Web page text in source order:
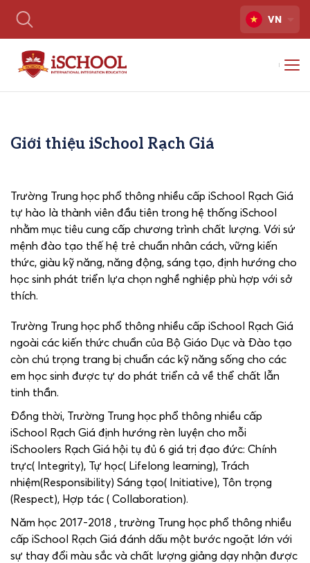
VN
Giới thiệu iSchool Rạch Giá
Trường Trung học phổ thông nhiều cấp iSchool Rạch Giá
tự hào là thành viên đầu tiên trong hệ thống iSchool
nhằm mục tiêu cung cấp chương trình chất lượng. Với sứ
mệnh đào tạo thế hệ trẻ chuẩn nhân cách, vững kiến
thức, giàu kỹ năng, năng động, sáng tạo, định hướng cho
học sinh phát triển lựa chọn nghề nghiệp phù hợp với sở
thích.
Trường Trung học phổ thông nhiều cấp iSchool Rạch Giá
ngoài các kiến thức chuẩn của Bộ Giáo Dục và Đào tạo
còn chú trọng trang bị chuẩn các kỹ năng sống cho các
em học sinh được tự do phát triển cả về thể chất lẫn
tinh thần.
Đồng thời, Trường Trung học phổ thông nhiều cấp
iSchool Rạch Giá định hướng rèn luyện cho mỗi
iSchoolers Rạch Giá hội tụ đủ 6 giá trị đạo đức: Chính
trực( Integrity), Tự học( Lifelong learning), Trách
nhiệm(Responsibility) Sáng tạo( Initiative), Tôn trọng
(Respect), Hợp tác ( Collaboration).
Năm học 2017-2018 , trường Trung học phổ thông nhiều
cấp iSchool Rạch Giá đánh dấu một bước ngoặt lớn với
sự thay đổi màu sắc và chất lượng giảng dạy nhận được